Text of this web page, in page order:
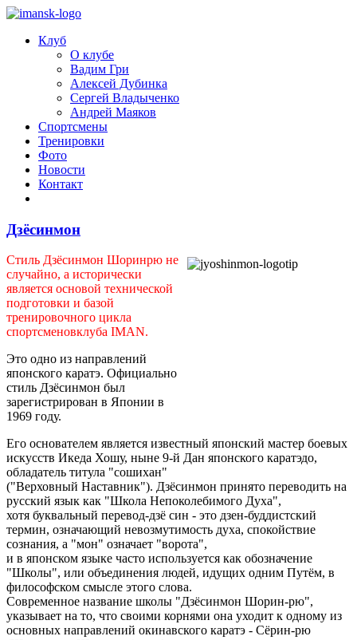
Клуб
О клубе
Вадим Гри
Алексей Дубинка
Сергей Владыченко
Андрей Маяков
Спортсмены
Тренировки
Фото
Новости
Контакт
Дзёсинмон
Стиль Дзёсинмон Шоринрю не
случайно, а исторически
является основой технической
подготовки и базой
тренировочного цикла
спортсменовклуба IMAN.
Это одно из направлений
японского каратэ. Официально
стиль Дзёсинмон был
зарегистрирован в Японии в
1969 году.
Его основателем является известный японский мастер боевых
искусств Икеда Хошу, ныне 9-й Дан японского каратэдо,
обладатель титула "сошихан"
("Верховный Наставник"). Дзёсинмон принято переводить на
русский язык как "Школа Непоколебимого Духа",
хотя буквальный перевод-дзё син - это дзен-буддистский
термин, означающий невозмутимость духа, спокойствие
сознания, а "мон" означает "ворота",
и в японском языке часто используется как обозначение
"Школы", или объединения людей, идущих одним Путём, в
философском смысле этого слова.
Современное название школы "Дзёсинмон Шорин-рю",
указывает на то, что своими корнями она уходит к одному из
основных направлений окинавского каратэ - Сёрин-рю